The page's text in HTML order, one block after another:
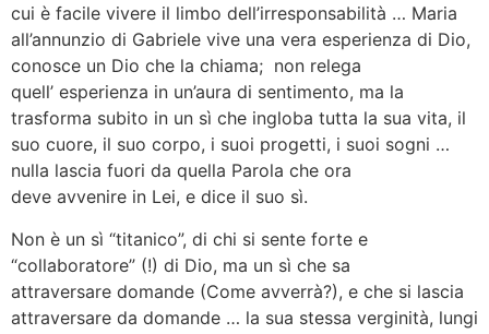
cui è facile vivere il limbo dell’irresponsabilità … Maria
all’annunzio di Gabriele vive una vera esperienza di Dio,
conosce un Dio che la chiama; non relega
quell’ esperienza in un’aura di sentimento, ma la
trasforma subito in un sì che ingloba tutta la sua vita, il
suo cuore, il suo corpo, i suoi progetti, i suoi sogni …
nulla lascia fuori da quella Parola che ora
deve avvenire in Lei, e dice il suo sì.
Non è un sì “titanico”, di chi si sente forte e
“collaboratore” (!) di Dio, ma un sì che sa
attraversare domande (Come avverrà?), e che si lascia
attraversare da domande … la sua stessa verginità, lungi